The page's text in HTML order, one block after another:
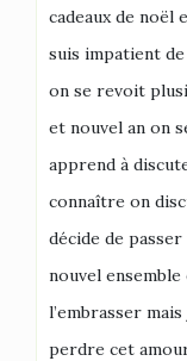
cadeaux de noël
suis impatient
on se revoit
et nouvel an on
apprend à
connaître on
décide de
nouvel ensemble
l’embrasser mais
perdre cet